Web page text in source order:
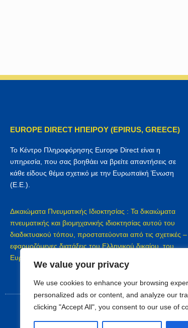
We value your privacy
We use cookies to enhance your browsing
personalized ads or content, and analyze our
clicking "Accept All", you consent to our use of
EUROPE DIRECT ΗΠΕΙΡΟΥ (EPIRUS, GREECE)
Το Κέντρο Πληροφόρησης Europe Direct είναι η
υπηρεσία, που σας βοηθάει να βρείτε απαντήσεις σε
κάθε είδους θέμα σχετικό με την Ευρωπαϊκή Ένωση
(Ε.Ε.).
Δικαιώματα Πνευματικής Ιδιοκτησίας : Τα δικαιώματα
πνευματικής και βιομηχανικής ιδιοκτησίας αυτού του
διαδικτυακού τόπου, προστατεύονται από τις σχετικές –
εφαρμοζόμενες διατάξεις του Ελληνικού δικαίου, του
Ευρωπαϊκού δικαίου και των διεθνών συμβάσεων